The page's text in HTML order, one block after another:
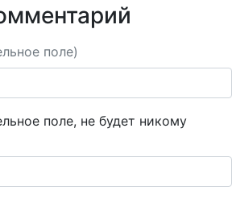
поле)
поле, не будет никому